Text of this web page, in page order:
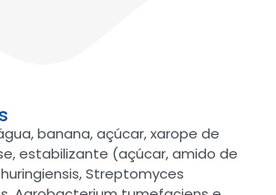
banana, açúcar, xarope de
estabilizante (açúcar, amido de
Streptomyces